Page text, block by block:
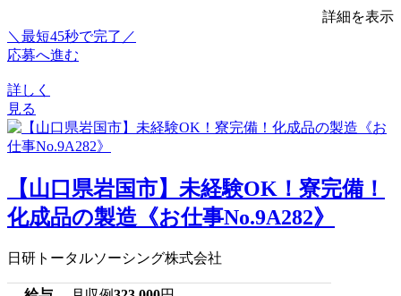
詳細を表示
＼最短45秒で完了／
応募へ進む
詳しく
見る
【山口県岩国市】未経験OK！寮完備！
化成品の製造《お仕事No.9A282》
日研トータルソーシング株式会社